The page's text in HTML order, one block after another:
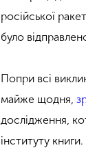
російської
було
Попри всі
майже щодня,
дослідження,
інституту книги.